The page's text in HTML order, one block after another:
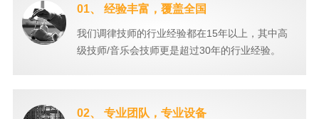
01、 经验丰富，覆盖全国
我们调律技师的行业经验都在15年以上，其中高
级技师/音乐会技师更是超过30年的行业经验。
02、 专业团队，专业设备